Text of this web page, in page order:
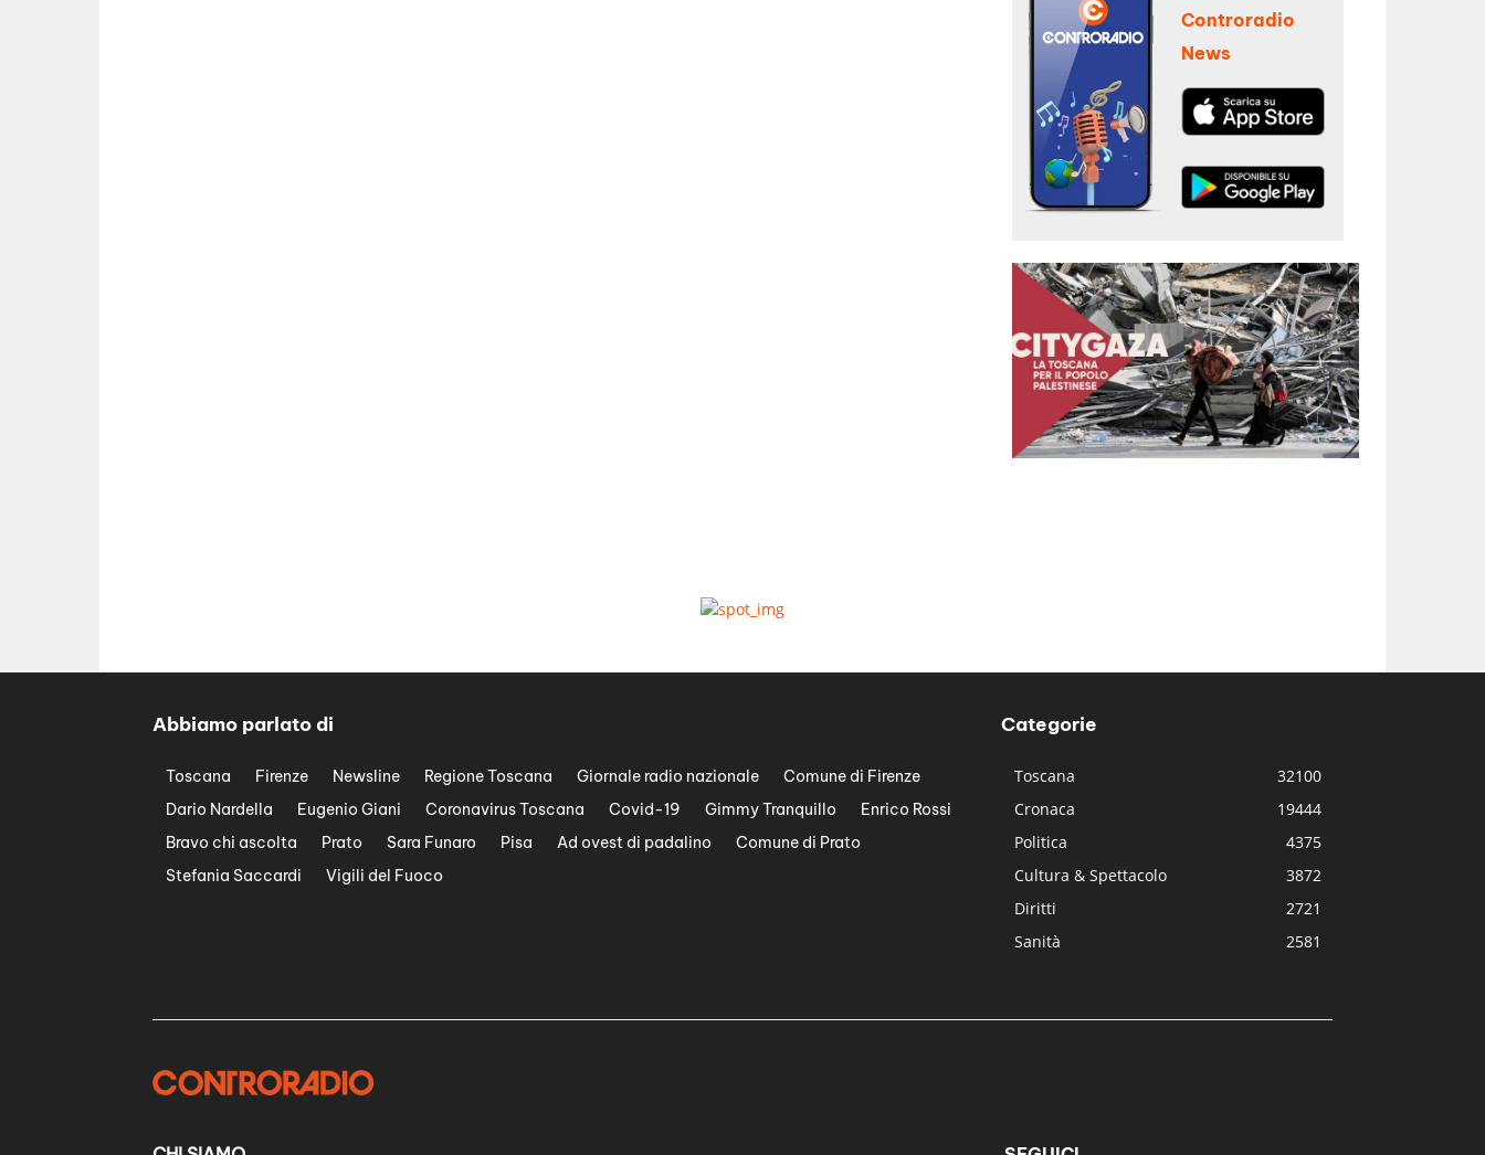
Controradio
News
Abbiamo parlato di
Toscana Firenze Newsline Regione Toscana Giornale radio nazionale
Comune di Firenze
Dario Nardella
Eugenio Giani Coronavirus Toscana Covid-19 Gimmy Tranquillo
Enrico Rossi
Bravo chi ascolta
Prato Sara Funaro Pisa Ad ovest di padalino
Comune di Prato
Stefania Saccardi
Vigili del Fuoco
Categorie
Toscana
32100
Cronaca
19444
Politica
4375
Cultura & Spettacolo
3872
Diritti
2721
Sanità
2581